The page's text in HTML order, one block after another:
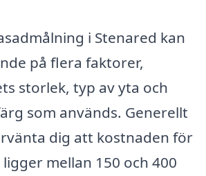
i Stenared kan
på flera faktorer,
storlek, typ av yta och
som används. Generellt
dig att kostnaden för
mellan 150 och 400